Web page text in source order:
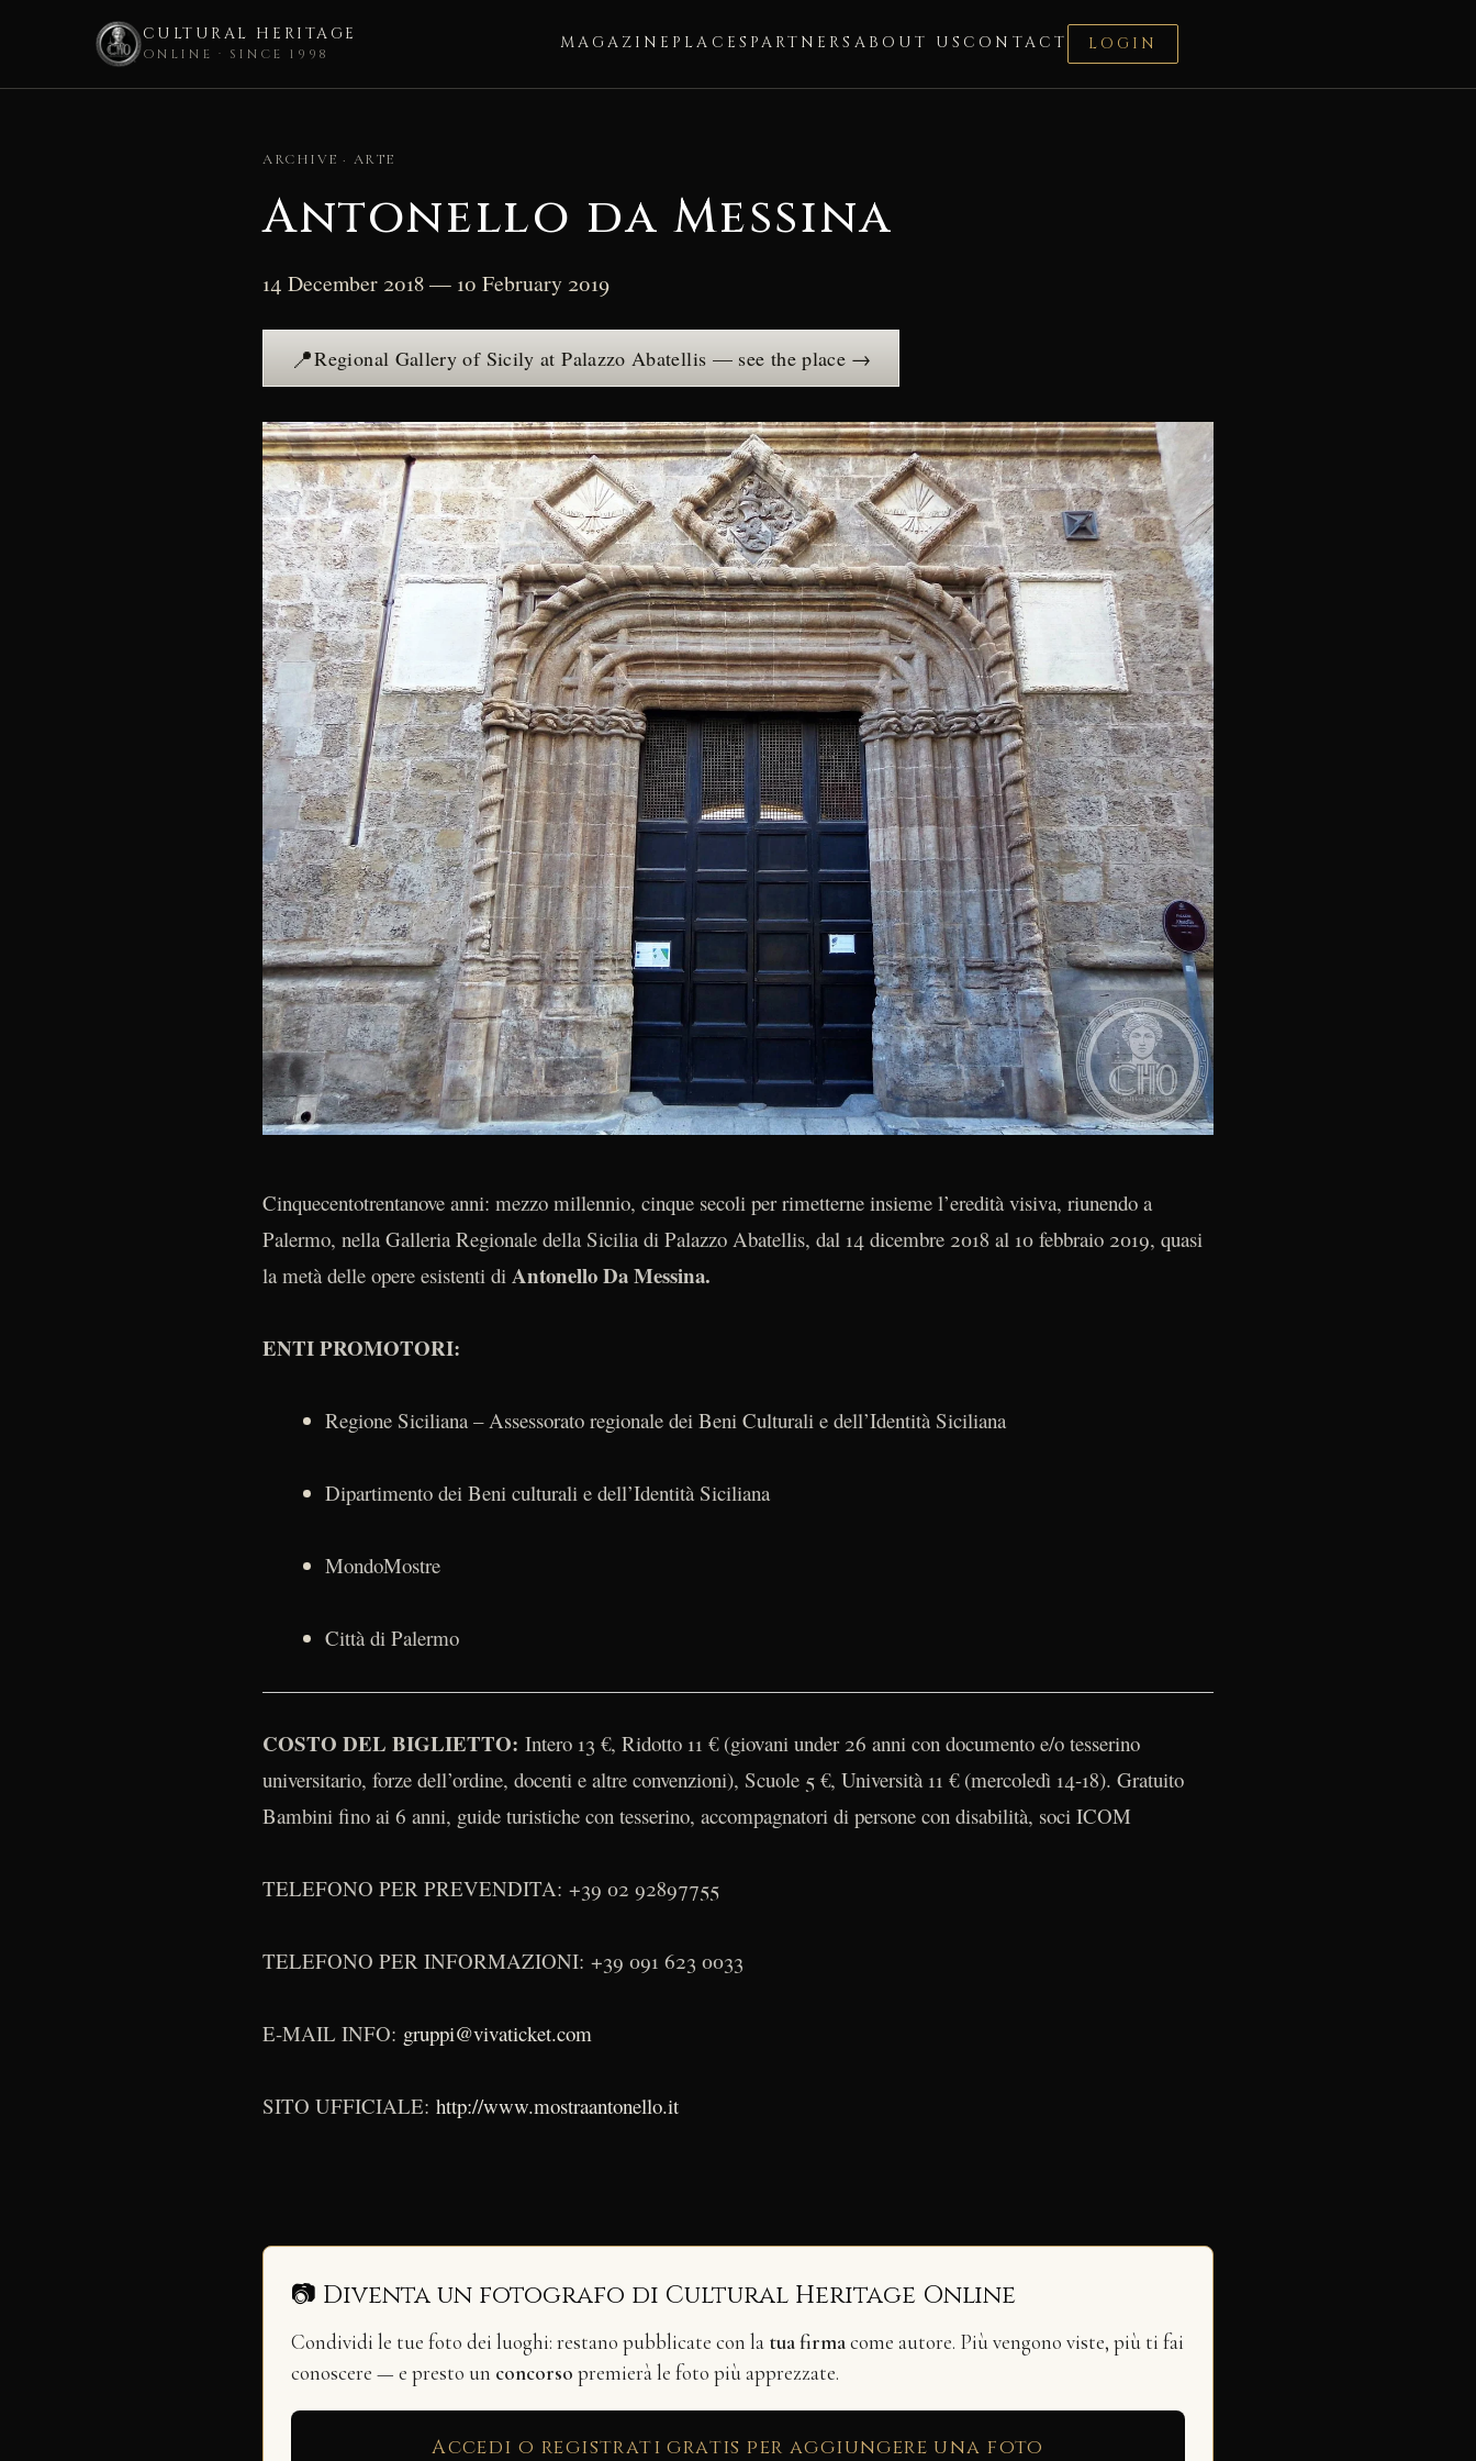
CULTURAL HERITAGE
ONLINE · SINCE 1998
MAGAZINE PLACES PARTNERS ABOUT US CONTACT LOGIN
ARCHIVE · ARTE
Antonello da Messina
14 December 2018 — 10 February 2019
📍Regional Gallery of Sicily at Palazzo Abatellis — see the place →
Cinquecentotrentanove anni: mezzo millennio, cinque secoli per rimetterne insieme l’eredità visiva, riunendo a
Palermo, nella Galleria Regionale della Sicilia di Palazzo Abatellis, dal 14 dicembre 2018 al 10 febbraio 2019, quasi
la metà delle opere esistenti di Antonello Da Messina.
ENTI PROMOTORI:
Regione Siciliana – Assessorato regionale dei Beni Culturali e dell’Identità Siciliana
Dipartimento dei Beni culturali e dell’Identità Siciliana
MondoMostre
Città di Palermo
COSTO DEL BIGLIETTO: Intero 13 €, Ridotto 11 € (giovani under 26 anni con documento e/o tesserino
universitario, forze dell’ordine, docenti e altre convenzioni), Scuole 5 €, Università 11 € (mercoledì 14-18). Gratuito
Bambini fino ai 6 anni, guide turistiche con tesserino, accompagnatori di persone con disabilità, soci ICOM
TELEFONO PER PREVENDITA: +39 02 92897755
TELEFONO PER INFORMAZIONI: +39 091 623 0033
E-MAIL INFO: gruppi@vivaticket.com
SITO UFFICIALE: http://www.mostraantonello.it
📷 Diventa un fotografo di Cultural Heritage Online
Condividi le tue foto dei luoghi: restano pubblicate con la tua firmacome autore. Più vengono viste, più ti fai
conoscere — e presto un concorso premierà le foto più apprezzate.
Accedi o registrati gratis per aggiungere una foto